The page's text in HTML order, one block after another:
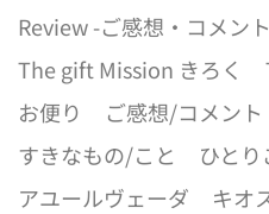
Review -ご感想・コメント
The gift Mission きろく
お便り
ご感想/コメント
すきなもの/こと
ひとり
アユールヴェーダ
キオ